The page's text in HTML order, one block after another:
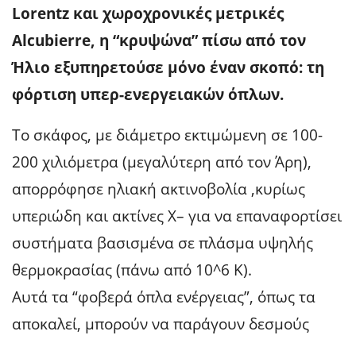
Lorentz και χωροχρονικές μετρικές
Alcubierre, η “κρυψώνα” πίσω από τον
Ήλιο εξυπηρετούσε μόνο έναν σκοπό: τη
φόρτιση υπερ-ενεργειακών όπλων.
Το σκάφος, με διάμετρο εκτιμώμενη σε 100-
200 χιλιόμετρα (μεγαλύτερη από τον Άρη),
απορρόφησε ηλιακή ακτινοβολία ,κυρίως
υπεριώδη και ακτίνες Χ– για να επαναφορτίσει
συστήματα βασισμένα σε πλάσμα υψηλής
θερμοκρασίας (πάνω από 10^6 K).
Αυτά τα “φοβερά όπλα ενέργειας”, όπως τα
αποκαλεί, μπορούν να παράγουν δεσμούς